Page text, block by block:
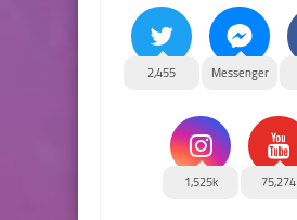
Messenger
2,455
75,274
1,525k